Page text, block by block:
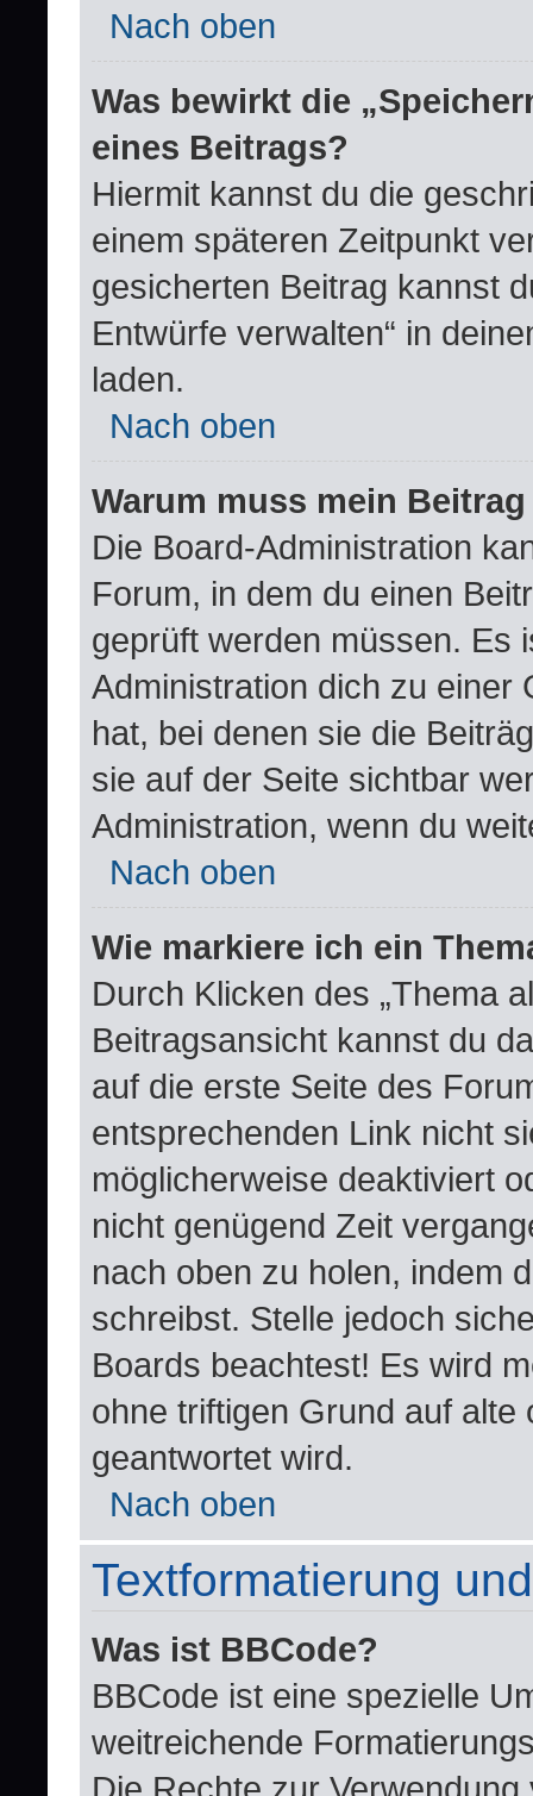
Nach oben
Was bewirkt die
eines Beitrags?
Hiermit kannst du die
einem späteren Zeitpunkt
gesicherten Beitrag kannst
Entwürfe verwalten“ in
laden.
Nach oben
Warum muss mein
Die Board-Administration
Forum, in dem du einen
geprüft werden müssen. Es
Administration dich zu einer
hat, bei denen sie die
sie auf der Seite sichtbar
Administration, wenn du
Nach oben
Wie markiere ich ein
Durch Klicken des „Thema
Beitragsansicht kannst du
auf die erste Seite des
entsprechenden Link nicht
möglicherweise deaktiviert
nicht genügend Zeit
nach oben zu holen, indem
schreibst. Stelle jedoch
Boards beachtest! Es wird
ohne triftigen Grund auf
geantwortet wird.
Nach oben
Textformatierung
Was ist BBCode?
BBCode ist eine spezielle
weitreichende